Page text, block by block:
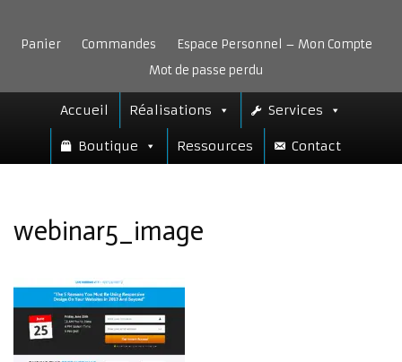
contenu
Panier Commandes
Espace Personnel – Mon Compte
Mot de passe perdu
Accueil Réalisations Services
Boutique Ressources Contact
webinar5_image